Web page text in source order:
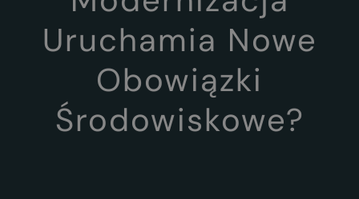
Uruchamia Nowe
Obowiązki
Środowiskowe?